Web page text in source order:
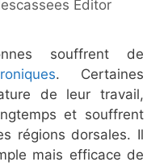
Editor
souffrent de
. Certaines
de leur travail,
et souffrent
régions dorsales. Il
mais efficace de